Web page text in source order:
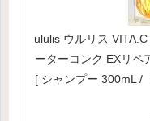
ululis ウルリス
ーターコンク EXリペ
[ シャンプー 300mL /